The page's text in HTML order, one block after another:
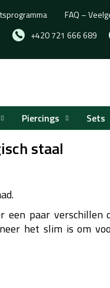
+420 721 666 689
FAQ –
Piercings Sets
staal
een paar
het slim is om